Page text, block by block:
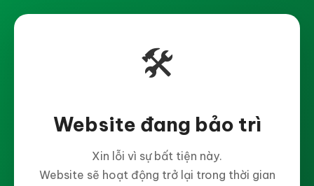
🛠️
Website đang bảo trì
Xin lỗi vì sự bất tiện này.
Website sẽ hoạt động trở lại trong thời gian